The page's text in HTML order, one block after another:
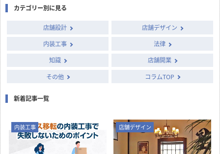
カテゴリー別に見る
店舗設計
店舗デザイン
内装工事
法律
知識
店舗開業
その他
コラムTOP
新着記事一覧
内装工事 店舗デザイン